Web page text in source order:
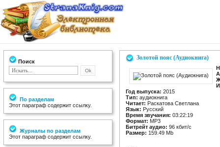
Поиск
По разделам
Этот параграф содержит ссылку.
Журналы по разделам
Этот параграф содержит ссылку.
Золотой пояс (Аудиокнига)
Год выпуска: 2015
Тип: аудиокнига
Читает: Раскатова Светлана
Язык: Русский
Время звучания: 03:22:19
Формат: MP3
Битрейт аудио: 96 кбит/c
Размер: 159.49 Mb